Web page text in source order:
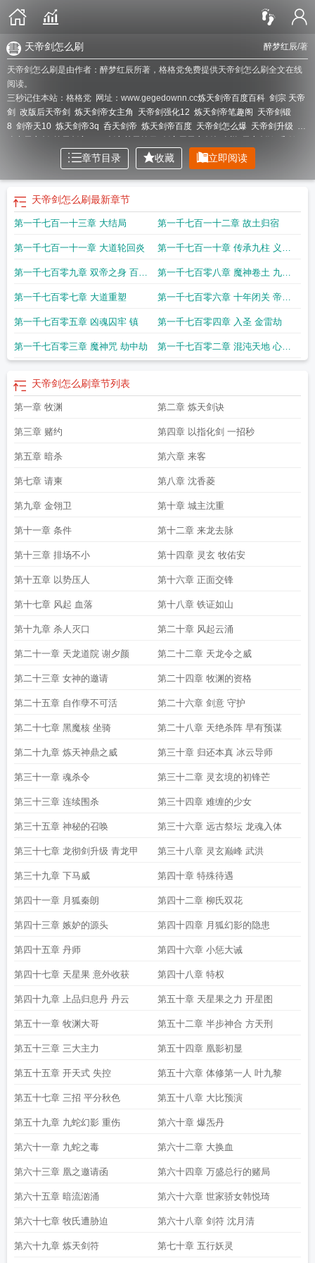
醉梦红辰/著
天帝剑怎么刷
天帝剑怎么刷是由作者：醉梦红辰所著，格格党免费提供天帝剑怎么刷全文在线
阅读。
三秒记住本站：格格党 网址：www.gegedownn.cc炼天剑帝百度百科 剑宗 天帝
剑 改版后天帝剑 炼天剑帝女主角 天帝剑强化12 炼天剑帝笔趣阁 天帝剑锻
8 剑帝天10 炼天剑帝3q 呑天剑帝 炼天剑帝百度 天帝剑怎么爆 天帝剑升级 怎
炼天剑帝主角用什么武器 剑帝拿天帝剑 炼天剑帝 醉梦红辰
剑魂 天帝剑剑帝天6剑帝带天帝剑怎么样炼天剑帝境界
强炼天剑帝牧渊免费阅读剑帝天12天帝剑阳剑怎么开炼天剑帝女主天帝剑怎
么用
剑帝天帝剑剑魔天帝剑炼天剑帝TXT百度
剑改版后天帝剑废了天帝剑怎么打造天帝剑怎么升级天帝剑哪里爆剑帝用天
帝剑怎么样天帝剑需要哪些打造 天帝剑锻造天帝剑怎么刷天帝剑怎么强化
帝免费阅读
章节目录 收藏 立即阅读
天帝剑怎么刷最新章节
第一千七百一十三章 大结局 第一千七百一十二章 故土归宿
第一千七百一十一章 大道轮回炎 第一千七百一十章 传承九柱 义不
容辞
第一千七百零九章 双帝之身 百鸟
朝凤
第一千七百零八章 魔神卷土 九鼎
归一
第一千七百零七章 大道重塑 第一千七百零六章 十年闭关 帝族
昌盛
第一千七百零五章 凶魂囚牢 镇 第一千七百零四章 入圣 金雷劫
第一千七百零三章 魔神咒 劫中劫 第一千七百零二章 混沌天地 心中
天帝剑怎么刷章节列表
第一章 牧渊 第二章 炼天剑诀
第三章 赌约 第四章 以指化剑 一招秒
第五章 暗杀 第六章 来客
第七章 请柬 第八章 沈香菱
第九章 金翎卫 第十章 城主沈重
第十一章 条件 第十二章 来龙去脉
第十三章 排场不小 第十四章 灵玄 牧佑安
第十五章 以势压人 第十六章 正面交锋
第十七章 风起 血落 第十八章 铁证如山
第十九章 杀人灭口 第二十章 风起云涌
第二十一章 天龙道院 谢夕颜 第二十二章 天龙令之威
第二十三章 女神的邀请 第二十四章 牧渊的资格
第二十五章 自作孽不可活 第二十六章 剑意 守护
第二十七章 黑魔核 坐骑 第二十八章 天绝杀阵 早有预谋
第二十九章 炼天神鼎之威 第三十章 归还本真 冰云导师
第三十一章 魂杀令 第三十二章 灵玄境的初锋芒
第三十三章 连续围杀 第三十四章 难缠的少女
第三十五章 神秘的召唤 第三十六章 远古祭坛 龙魂入体
第三十七章 龙彻剑升级 青龙甲 第三十八章 灵玄巅峰 武洪
第三十九章 下马威 第四十章 特殊待遇
第四十一章 月狐秦朗 第四十二章 柳氏双花
第四十三章 嫉妒的源头 第四十四章 月狐幻影的隐患
第四十五章 丹师 第四十六章 小惩大诫
第四十七章 天星果 意外收获 第四十八章 特权
第四十九章 上品归息丹 丹云 第五十章 天星果之力 开星图
第五十一章 牧渊大哥 第五十二章 半步神合 方天刑
第五十三章 三大主力 第五十四章 凰影初显
第五十五章 开天式 失控 第五十六章 体修第一人 叶九黎
第五十七章 三招 平分秋色 第五十八章 大比预演
第五十九章 九蛇幻影 重伤 第六十章 爆炁丹
第六十一章 九蛇之毒 第六十二章 大换血
第六十三章 凰之邀请函 第六十四章 万盛总行的赌局
第六十五章 暗流汹涌 第六十六章 世家骄女韩悦琦
第六十七章 牧氏遭胁迫 第六十八章 剑符 沈月清
第六十九章 炼天剑符 第七十章 五行妖灵